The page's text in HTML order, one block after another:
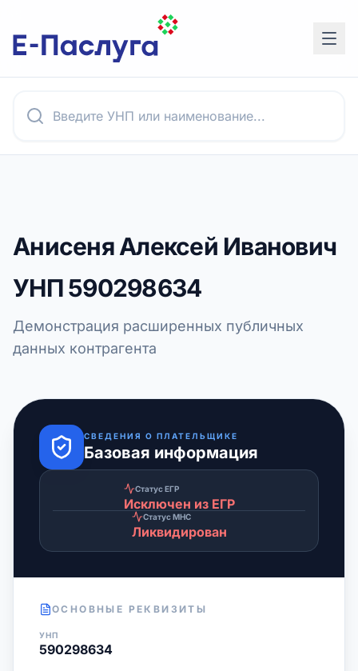
Анисеня Алексей Иванович
УНП590298634
Демонстрация расширенных публичных
данных контрагента
СВЕДЕНИЯ О ПЛАТЕЛЬЩИКЕ
Базовая информация
Статус ЕГР
Исключен из ЕГР
Статус МНС
Ликвидирован
ОСНОВНЫЕ РЕКВИЗИТЫ
УНП
590298634